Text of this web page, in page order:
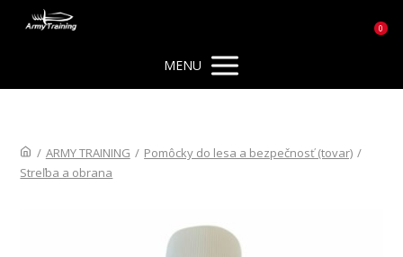
0
MENU
/ ARMY TRAINING / Pomôcky do lesa a bezpečnosť (tovar) /
Streľba a obrana